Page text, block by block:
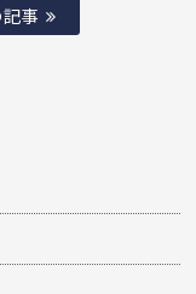
事